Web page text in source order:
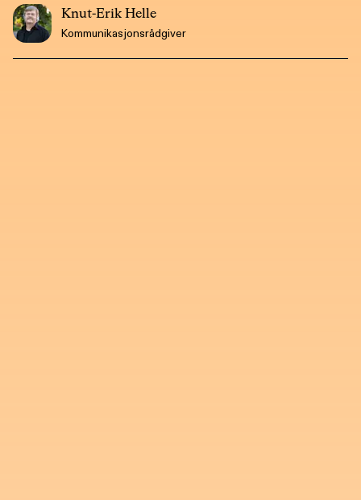
Knut-Erik Helle
Kommunikasjonsrådgiver